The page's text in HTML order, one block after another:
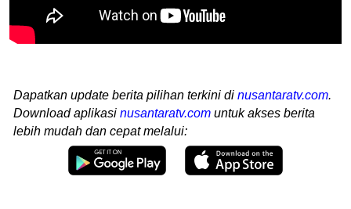
Dapatkan update berita pilihan terkini di nusantaratv.com.
Download aplikasi nusantaratv.com untuk akses berita
lebih mudah dan cepat melalui: